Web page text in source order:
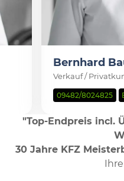
Bernhard
Verkauf /
09482/8024825
"Top-Endpreis incl.
30 Jahre KFZ